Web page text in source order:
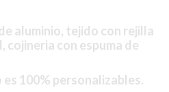
aluminio, tejido con rejilla
con espuma de
100% personalizables.